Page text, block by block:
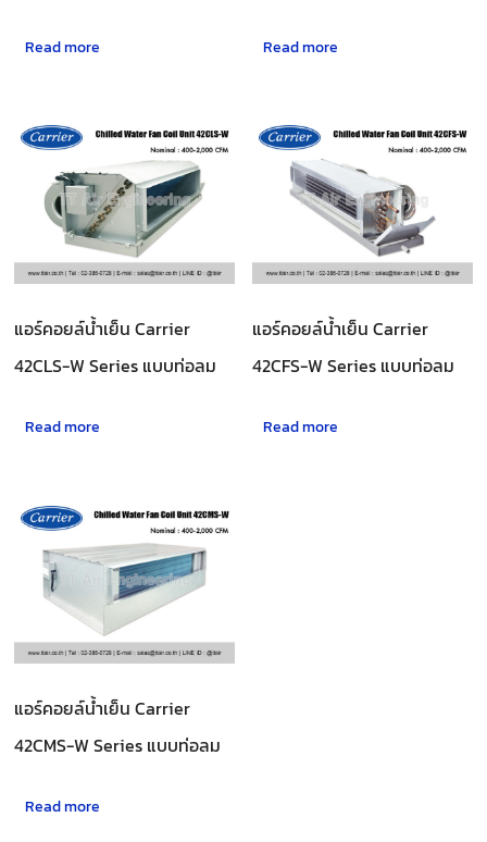
Read more Read more
แอร์คอยล์น้ำเย็น Carrier
42CLS-W Series แบบท่อลม
Read more
แอร์คอยล์น้ำเย็น Carrier
42CFS-W Series แบบท่อลม
Read more
แอร์คอยล์น้ำเย็น Carrier
42CMS-W Series แบบท่อลม
Read more